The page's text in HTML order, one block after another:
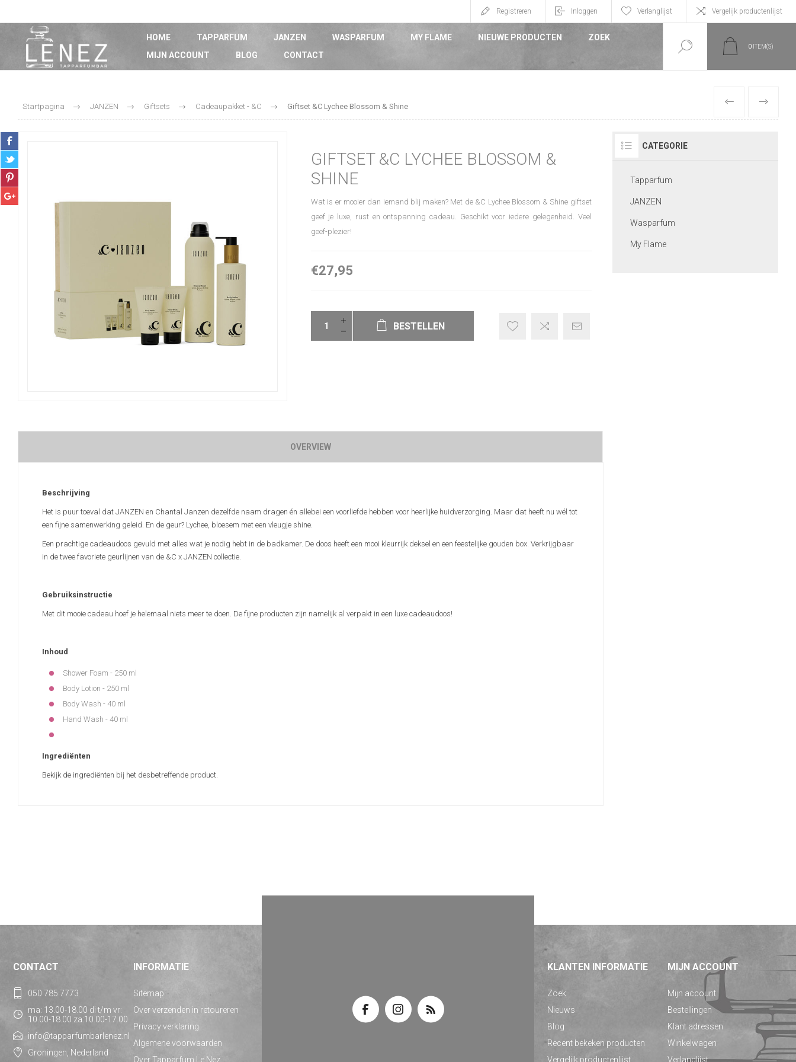
Registreren Inloggen Verlanglijst Vergelijk productenlijst
HOME TAPPARFUM JANZEN WASPARFUM MY FLAME NIEUWE PRODUCTEN
ZOEK
MIJN ACCOUNT
BLOG CONTACT
0 ITEM(S)
Startpagina JANZEN Giftsets Cadeaupakket - &C Giftset &C Lychee Blossom & Shine VORIGE
GIFTSET &C LYCHEE BLOSSOM &
SHINE
Wat is er mooier dan iemand blij maken? Met de &C Lychee Blossom & Shine giftset
geef je luxe, rust en ontspanning cadeau. Geschikt voor iedere gelegenheid. Veel
geef-plezier!
€27,95
BESTELLEN
OVERVIEW
Beschrijving
Het is puur toeval dat JANZEN en Chantal Janzen dezelfde naam dragen én allebei een voorliefde hebben voor heerlijke huidverzorging. Maar dat heeft nu wél tot
een fijne samenwerking geleid. En de geur? Lychee, bloesem met een vleugje shine.
Een prachtige cadeaudoos gevuld met alles wat je nodig hebt in de badkamer. De doos heeft een mooi kleurrijk deksel en een feestelijke gouden box. Verkrijgbaar
in de twee favoriete geurlijnen van de &C x JANZEN collectie.
Gebruiksinstructie
Met dit mooie cadeau hoef je helemaal niets meer te doen. De fijne producten zijn namelijk al verpakt in een luxe cadeaudoos!
Inhoud
Shower Foam - 250 ml
Body Lotion - 250 ml
Body Wash - 40 ml
Hand Wash - 40 ml
Ingrediënten
Bekijk de ingrediënten bij het desbetreffende product.
CATEGORIE
Tapparfum
JANZEN
Wasparfum
My Flame
CONTACT
050 785 7773
ma: 13.00-18.00 di t/m vr:
10.00-18.00 za:10.00-17.00
info@tapparfumbarlenez.nl
Groningen, Nederland
INFORMATIE
Sitemap
Over verzenden in retoureren
Privacy verklaring
Algemene voorwaarden
Over Tapparfum Le Nez
KLANTEN INFORMATIE
Zoek
Nieuws
Blog
Recent bekeken producten
Vergelijk productenlijst
MIJN ACCOUNT
Mijn account
Bestellingen
Klant adressen
Winkelwagen
Verlanglijst